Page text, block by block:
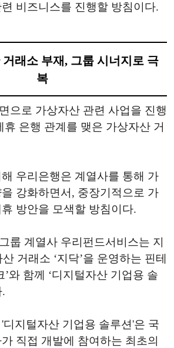
비즈니스를 진행할 방침이다.
래소 부재, 그룹 시너지로 극
복
으로 가상자산 관련 사업을 진행
휴 은행 관계를 맺은 가상자산 거
우리은행은 계열사를 통해 가
강화하면서, 중장기적으로 가
방안을 모색할 방침이다.
룹 계열사 우리펀드서비스는 지
거래소 ‘지닥’을 운영하는 핀테
’와 함께 ‘디지털자산 기업용 솔
디지털자산 기업용 솔루션'은 국
직접 개발에 참여하는 최초의